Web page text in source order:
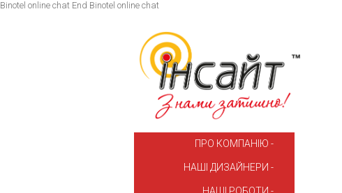
Binotel online chat End Binotel online chat
ПРО КОМПАНІЮ
НАШІ ДИЗАЙНЕРИ